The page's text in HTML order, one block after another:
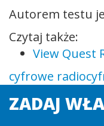
Autorem testu
Czytaj także:
View Quest
cyfrowe radio
ZADAJ